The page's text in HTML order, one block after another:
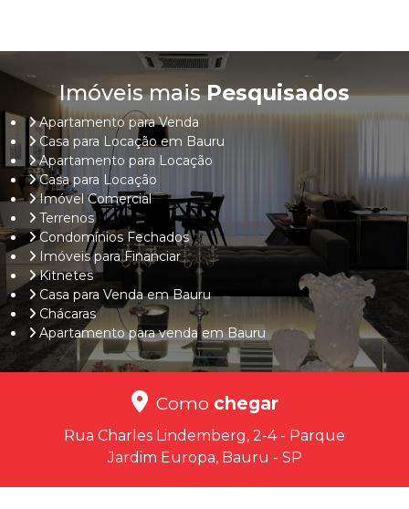
Imóveis maisPesquisados
Apartamento para Venda
Casa para Locação em Bauru
Apartamento para Locação
Casa para Locação
Imóvel Comercial
Terrenos
Condomínios Fechados
Imóveis para Financiar
Kitnetes
Casa para Venda em Bauru
Chácaras
Apartamento para venda em Bauru
Como chegar
Rua Charles Lindemberg, 2-4 - Parque
Jardim Europa, Bauru - SP